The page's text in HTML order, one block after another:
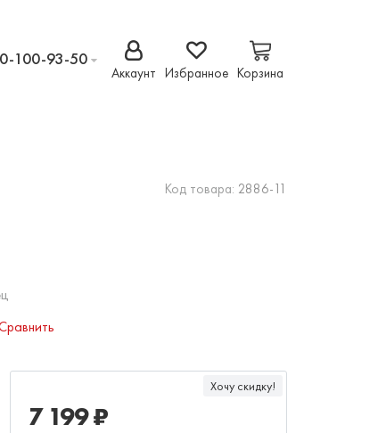
100-93-50
Аккаунт Избранное Корзина
Код товара: 2886-11
Хочу скидку!
7 199 ₽